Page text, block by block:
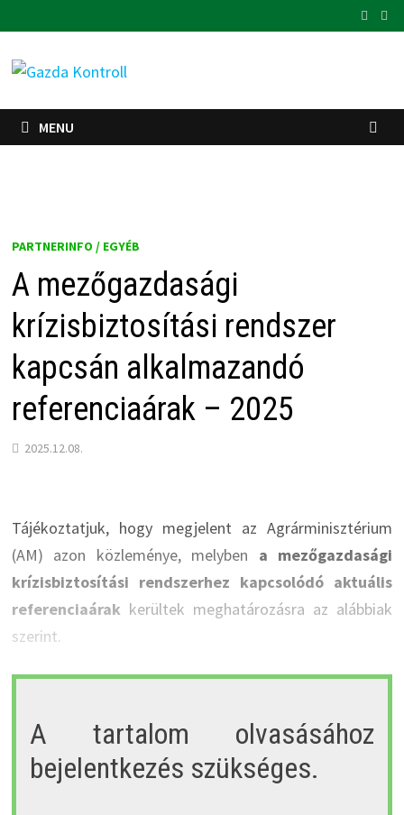
to
content
MENU
PARTNERINFO / EGYÉB
A mezőgazdasági
krízisbiztosítási rendszer
kapcsán alkalmazandó
referenciaárak – 2025
2025.12.08.
Tájékoztatjuk, hogy megjelent az Agrárminisztérium
(AM) azon közleménye, melyben a mezőgazdasági
krízisbiztosítási rendszerhez kapcsolódó aktuális
referenciaárakkerültek meghatározásra az alábbiak
szerint.
A tartalom olvasásához
bejelentkezés szükséges.